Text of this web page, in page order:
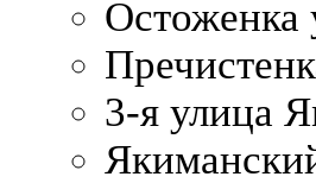
Остоженка
3-я улица